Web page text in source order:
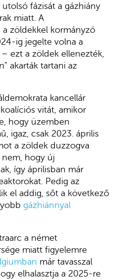
fázisát a gázhiány
miatt. A
a zöldekkel kormányzó
ig jegelte volna a
ezt a zöldek ellenezték,
akarták tartani az
kancellár
vitát, amikor
hogy üzemben
igaz, csak 2023. április
a zöldek duzzogva
hogy új
így áprilisban már
Pedig az
el addig, sőt a következő
gázhiánnyal
a német
miatt figyelemre
már tavasszal
elhalasztja a 2025-re